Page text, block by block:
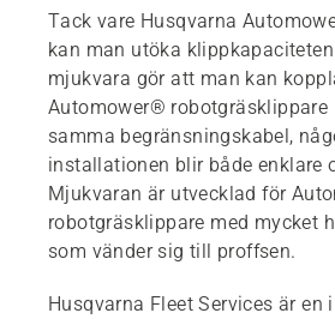
Tack vare Husqvarna
kan man utöka
mjukvara gör att man kan
Automower® robotgräsklippare
samma begränsningskabel,
installationen blir både enklare
Mjukvaran är utvecklad för
robotgräsklippare med mycket
som vänder sig till proffsen.
Husqvarna Fleet Services är en